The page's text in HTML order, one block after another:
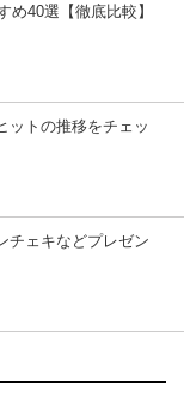
め40選【徹底比較】
ットの推移をチェッ
チェキなどプレゼン